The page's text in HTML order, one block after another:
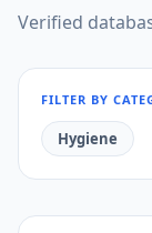
Verified
FILTER BY
Hygiene